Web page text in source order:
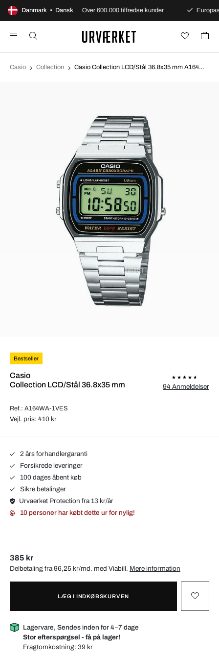
Danmark • Dansk
sikker levering Over 600.000 tilfredse kunder
Casio Collection Casio Collection LCD/Stål 36.8x35 mm A164WA-1VES
Bestseller
Casio
Collection LCD/Stål 36.8x35 mm
Ref.: A164WA-1VES
94 Anmeldelser
Vejl. pris: 410 kr
2 års forhandlergaranti
Forsikrede leveringer
100 dages åbent køb
Sikre betalinger
Urvaerket Protection fra 13 kr/år
10 personer har købt dette ur for nylig!
385 kr
Delbetaling fra 96,25 kr/md. med Viabill. Mere information
LÆG I INDKØBSKURVEN
Lagervare, Sendes inden for 4–7 dage
Stor efterspørgsel - få på lager!
Fragtomkostning:39 kr